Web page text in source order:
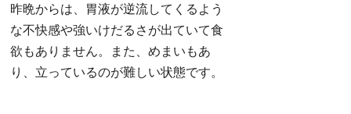
昨晩からは、胃液が逆流してくるよう
な不快感や強いけだるさが出ていて食
欲もありません。また、めまいもあ
り、立っているのが難しい状態です。